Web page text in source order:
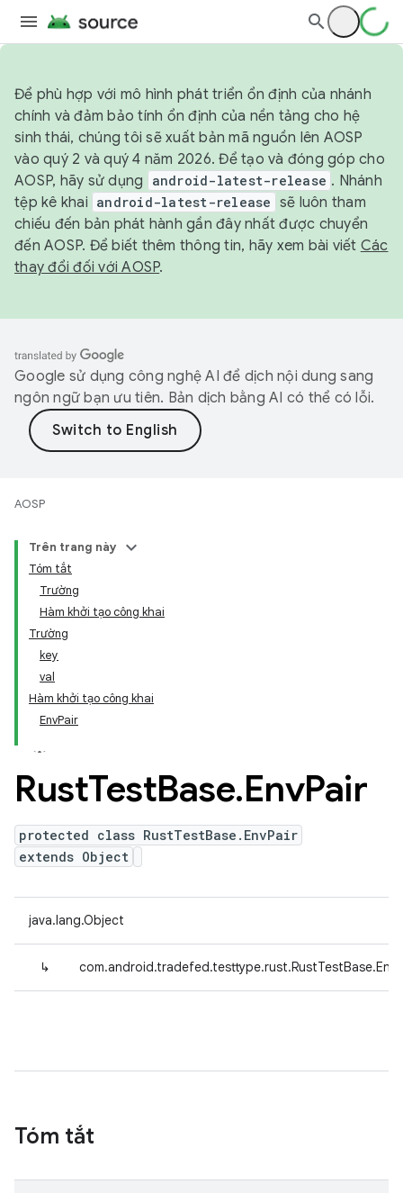
Để phù hợp với mô hình phát triển ổn định của nhánh
chính và đảm bảo tính ổn định của nền tảng cho hệ
sinh thái, chúng tôi sẽ xuất bản mã nguồn lên AOSP
vào quý 2 và quý 4 năm 2026. Để tạo và đóng góp cho
AOSP, hãy sử dụng
android-latest-release . Nhánh
tệp kê khai android-latest-release sẽ luôn tham
chiếu đến bản phát hành gần đây nhất được chuyển
đến AOSP. Để biết thêm thông tin, hãy xem bài viết Các
thay đổi đối với AOSP.
Google sử dụng công nghệ AI để dịch nội dung sang
ngôn ngữ bạn ưu tiên. Bản dịch bằng AI có thể có lỗi.
AOSP
Trên trang này
Tóm tắt
Trường
Hàm khởi tạo công khai
Trường
key
val
Hàm khởi tạo công khai
EnvPair
RustTestBase.EnvPair
protected class RustTestBase.EnvPair
extends Object
java.lang.Object
↳
Tóm tắt